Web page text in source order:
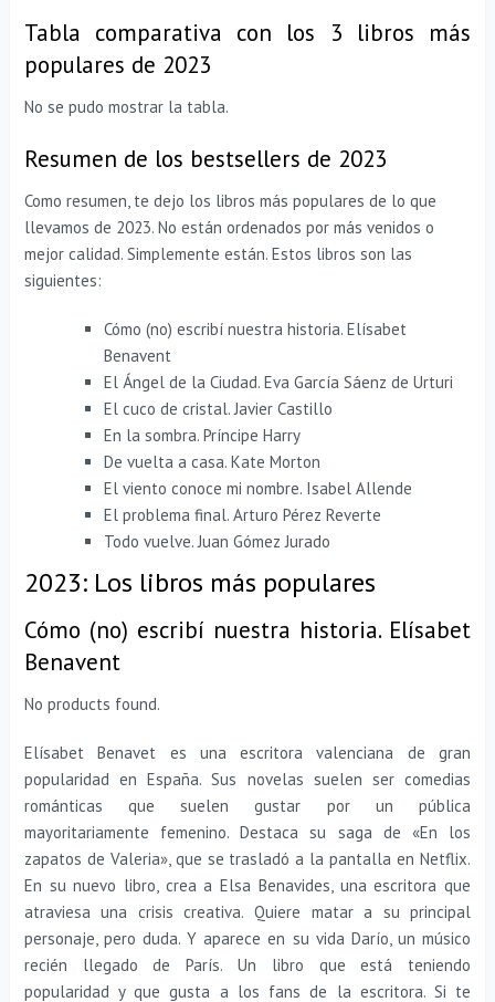
Tabla comparativa con los 3 libros más
populares de 2023
No se pudo mostrar la tabla.
Resumen de los bestsellers de 2023
Como resumen, te dejo los libros más populares de lo que
llevamos de 2023. No están ordenados por más venidos o
mejor calidad. Simplemente están. Estos libros son las
siguientes:
Cómo (no) escribí nuestra historia. Elísabet
Benavent
El Ángel de la Ciudad. Eva García Sáenz de Urturi
El cuco de cristal. Javier Castillo
En la sombra. Príncipe Harry
De vuelta a casa. Kate Morton
El viento conoce mi nombre. Isabel Allende
El problema final. Arturo Pérez Reverte
Todo vuelve. Juan Gómez Jurado
2023: Los libros más populares
Cómo (no) escribí nuestra historia. Elísabet
Benavent
No products found.
Elísabet Benavet es una escritora valenciana de gran
popularidad en España. Sus novelas suelen ser comedias
románticas que suelen gustar por un pública
mayoritariamente femenino. Destaca su saga de «En los
zapatos de Valeria», que se trasladó a la pantalla en Netflix.
En su nuevo libro, crea a Elsa Benavides, una escritora que
atraviesa una crisis creativa. Quiere matar a su principal
personaje, pero duda. Y aparece en su vida Darío, un músico
recién llegado de París. Un libro que está teniendo
popularidad y que gusta a los fans de la escritora. Si te